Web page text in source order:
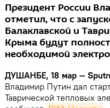
Президент России
отметил, что с
Балаклавской и
Крыма будут
необходимой
ДУШАНБЕ, 18 мар —
Владимир Путин дал
Таврической тепловых